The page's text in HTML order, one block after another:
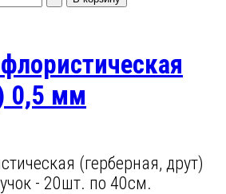
0,5 мм
(герберная, друт)
- 20шт. по 40см.